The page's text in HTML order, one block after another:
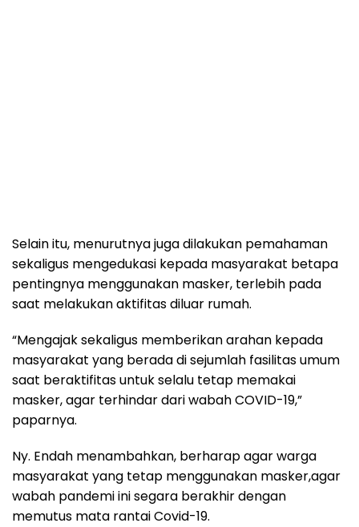
Selain itu, menurutnya juga dilakukan pemahaman
sekaligus mengedukasi kepada masyarakat betapa
pentingnya menggunakan masker, terlebih pada
saat melakukan aktifitas diluar rumah.
“Mengajak sekaligus memberikan arahan kepada
masyarakat yang berada di sejumlah fasilitas umum
saat beraktifitas untuk selalu tetap memakai
masker, agar terhindar dari wabah COVID-19,”
paparnya.
Ny. Endah menambahkan, berharap agar warga
masyarakat yang tetap menggunakan masker,agar
wabah pandemi ini segara berakhir dengan
memutus mata rantai Covid-19.